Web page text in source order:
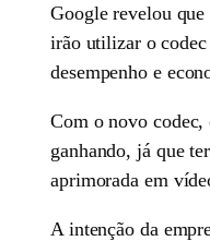
Google revelou
irão utilizar o
desempenho e
Com o novo codec,
ganhando, já que
aprimorada em
A intenção da